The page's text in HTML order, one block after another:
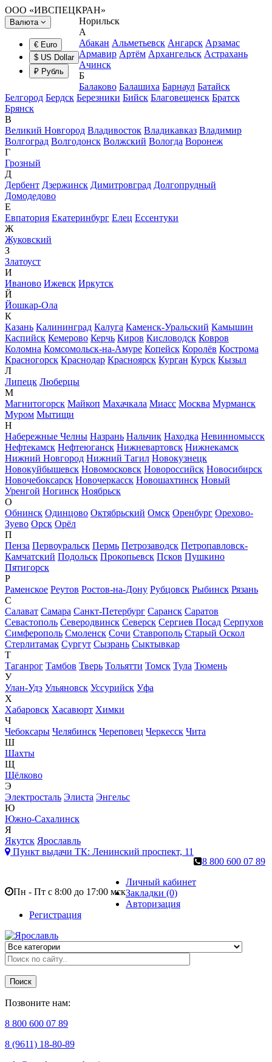
ООО «ИВСПЕЦКРАН»
Валюта
€ Euro
$ US Dollar
₽ Рубль
Норильск
А
Абакан Альметьевск Ангарск Арзамас
Армавир Артём Архангельск Астрахань
Ачинск
Б
Балаково Балашиха Барнаул Батайск
Белгород Бердск Березники Бийск Благовещенск Братск
Брянск
В
Великий Новгород Владивосток Владикавказ Владимир
Волгоград Волгодонск Волжский Вологда Воронеж
Г
Грозный
Д
Дербент Дзержинск Димитровград Долгопрудный
Домодедово
Е
Евпатория Екатеринбург Елец Ессентуки
Ж
Жуковский
З
Златоуст
И
Иваново Ижевск Иркутск
Й
Йошкар-Ола
К
Казань Калининград Калуга Каменск-Уральский Камышин
Каспийск Кемерово Керчь Киров Кисловодск Ковров
Коломна Комсомольск-на-Амуре Копейск Королёв Кострома
Красногорск Краснодар Красноярск Курган Курск Кызыл
Л
Липецк Люберцы
М
Магнитогорск Майкоп Махачкала Миасс Москва Мурманск
Муром Мытищи
Н
Набережные Челны Назрань Нальчик Находка Невинномысск
Нефтекамск Нефтеюганск Нижневартовск Нижнекамск
Нижний Новгород Нижний Тагил Новокузнецк
Новокуйбышевск Новомосковск Новороссийск Новосибирск
Новочебоксарск Новочеркасск Новошахтинск Новый
Уренгой Ногинск Ноябрьск
О
Обнинск Одинцово Октябрьский Омск Оренбург Орехово-
Зуево Орск Орёл
П
Пенза Первоуральск Пермь Петрозаводск Петропавловск-
Камчатский Подольск Прокопьевск Псков Пушкино
Пятигорск
Р
Раменское Реутов Ростов-на-Дону Рубцовск Рыбинск Рязань
С
Салават Самара Санкт-Петербург Саранск Саратов
Севастополь Северодвинск Северск Сергиев Посад Серпухов
Симферополь Смоленск Сочи Ставрополь Старый Оскол
Стерлитамак Сургут Сызрань Сыктывкар
Т
Таганрог Тамбов Тверь Тольятти Томск Тула Тюмень
У
Улан-Удэ Ульяновск Уссурийск Уфа
Х
Хабаровск Хасавюрт Химки
Ч
Чебоксары Челябинск Череповец Черкесск Чита
Ш
Шахты
Щ
Щёлково
Э
Электросталь Элиста Энгельс
Ю
Южно-Сахалинск
Я
Якутск Ярославль
Пункт выдачи ТК: Ленинский проспект, 11
8 800 600 07 89
Пн - Пт с 8:00 до 17:00 мск
Личный кабинет
Закладки (0)
Авторизация
Регистрация
Поиск
Позвоните нам:
8 800 600 07 89
8 (9611) 18-80-89